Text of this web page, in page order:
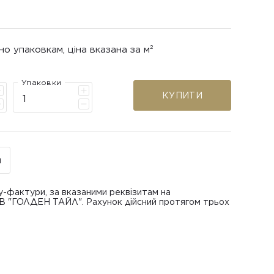
упаковкам, ціна вказана за м²
Упаковки
КУПИТИ
фактури, за вказаними реквізитам на
"ГОЛДЕН ТАЙЛ". Рахунок дійсний протягом трьох